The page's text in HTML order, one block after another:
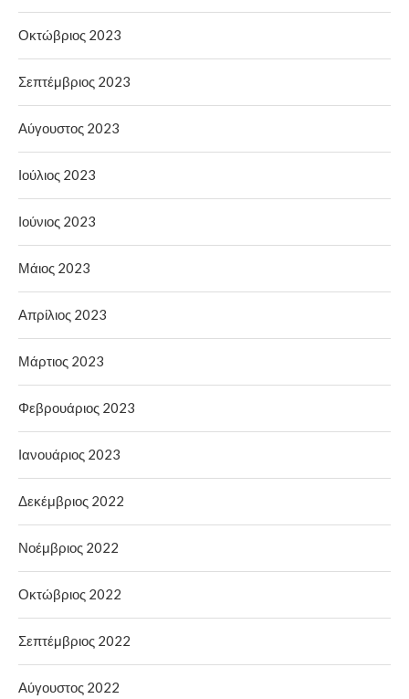
Οκτώβριος 2023
Σεπτέμβριος 2023
Αύγουστος 2023
Ιούλιος 2023
Ιούνιος 2023
Μάιος 2023
Απρίλιος 2023
Μάρτιος 2023
Φεβρουάριος 2023
Ιανουάριος 2023
Δεκέμβριος 2022
Νοέμβριος 2022
Οκτώβριος 2022
Σεπτέμβριος 2022
Αύγουστος 2022